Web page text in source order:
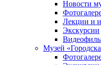
Новости
Лекции и
Экскурсии
Музей